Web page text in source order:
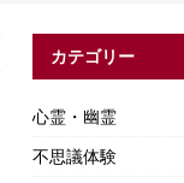
カテゴリー
心霊・幽霊
不思議体験